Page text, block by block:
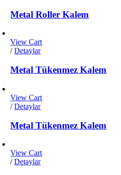
Metal Roller Kalem
View Cart
/ Detaylar
Metal Tükenmez Kalem
View Cart
/ Detaylar
Metal Tükenmez Kalem
View Cart
/ Detaylar